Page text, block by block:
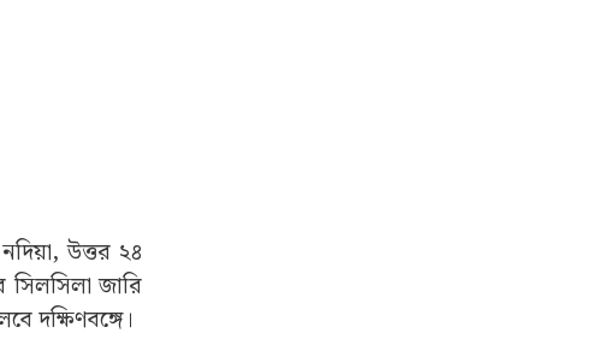
উত্তর ২৪
সিলসিলা জারি
দক্ষিণবঙ্গে।